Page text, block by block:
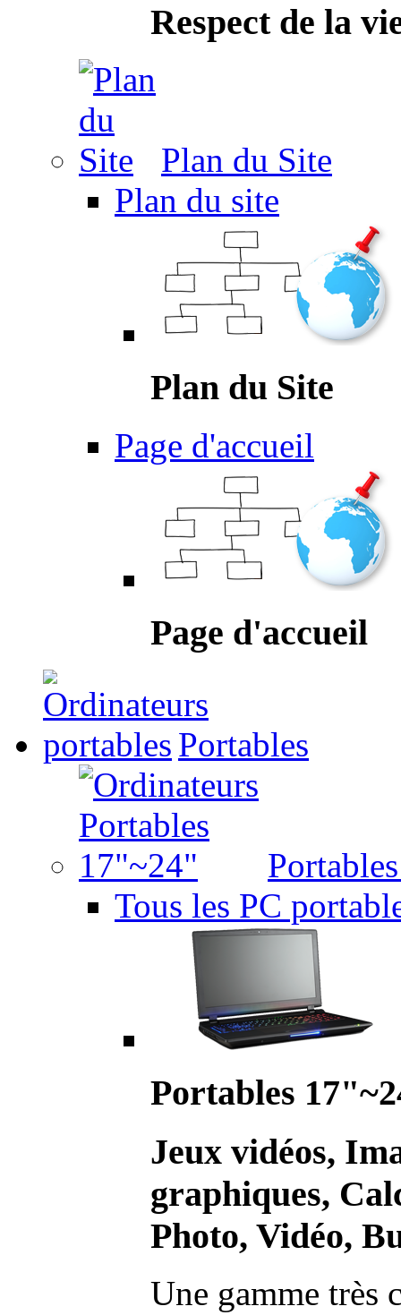
Respect de la
Plan du Site
Plan du site
Plan du Site
Page d'accueil
Page d'accueil
Portables
Tous les PC
Portables
Jeux vidéos,
graphiques,
Photo, Vidéo,
Une gamme très